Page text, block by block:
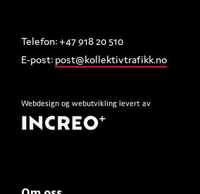
Telefon: +47 918 20 510
E-post: post@kollektivtrafikk.no
Webdesign og webutvikling levert av